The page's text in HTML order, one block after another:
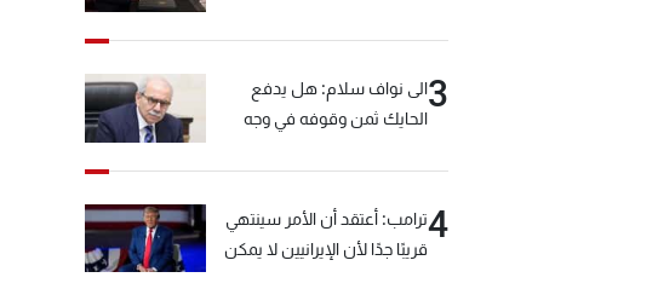
3الى نواف سلام: هل يدفع
الحايك ثمن وقوفه في وجه
4ترامب: أعتقد أن الأمر سينتهي
قريبًا جدًا لأن الإيرانيين لا يمكن